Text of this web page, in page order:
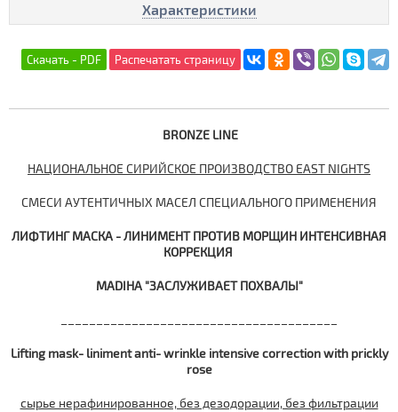
Характеристики
BRONZE LINE
НАЦИОНАЛЬНОЕ СИРИЙСКОЕ ПРОИЗВОДСТВО EAST NIGHTS
СМЕСИ АУТЕНТИЧНЫХ МАСЕЛ СПЕЦИАЛЬНОГО ПРИМЕНЕНИЯ
ЛИФТИНГ МАСКА - ЛИНИМЕНТ ПРОТИВ МОРЩИН ИНТЕНСИВНАЯ
КОРРЕКЦИЯ
MADIHA "ЗАСЛУЖИВАЕТ ПОХВАЛЫ"
Lifting mask- liniment anti- wrinkle intensive correction with prickly
rose
сырье нерафинированное, без дезодорации, без фильтрации